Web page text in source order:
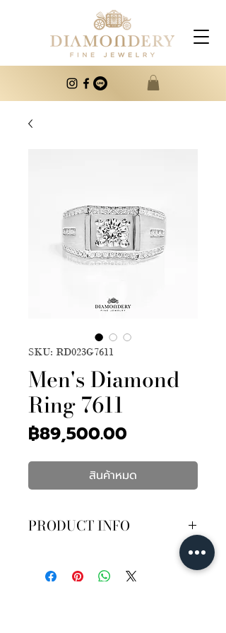
SKU: RD023G7611
Men's Diamond
Ring 7611
฿89,500.00
สินค้าหมด
PRODUCT INFO
เพชรเซอร์ GIA 50ตัง D Color VS2
3EX N
เพชร 50เม็ด 35ตัง